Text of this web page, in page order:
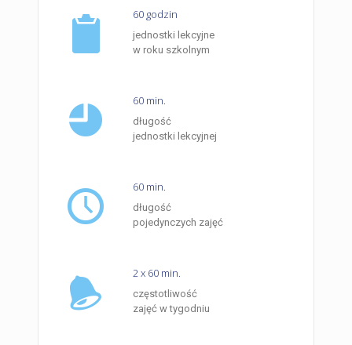
60 godzin
jednostki lekcyjne
w roku szkolnym
60 min.
długość
jednostki lekcyjnej
60 min.
długość
pojedynczych zajęć
2 x 60 min.
częstotliwość
zajęć w tygodniu